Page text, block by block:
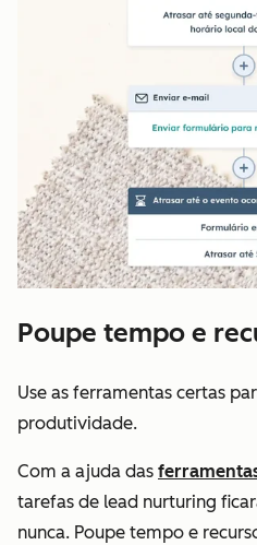
Poupe tempo e
Use as ferramentas certas
produtividade.
Com a ajuda das
tarefas de lead nurturing
nunca. Poupe tempo e